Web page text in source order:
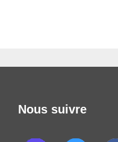
Nous suivre